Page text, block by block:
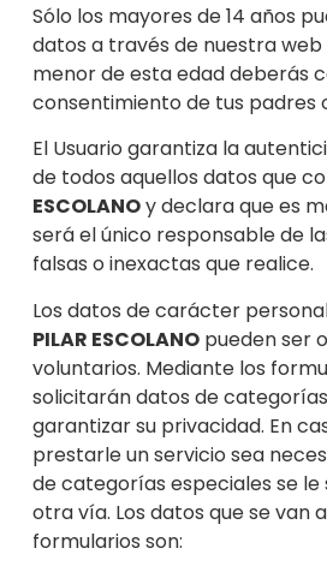
Sólo los mayores de 14 años
datos a través de nuestra
menor de esta edad deberás
consentimiento de tus padres
El Usuario garantiza la
de todos aquellos datos que
ESCOLANOy declara que es
será el único responsable de
falsas o inexactas que realice.
Los datos de carácter
PILAR ESCOLANOpueden ser
voluntarios. Mediante los
solicitarán datos de
garantizar su privacidad. En
prestarle un servicio sea
de categorías especiales se
otra vía. Los datos que se van
formularios son: